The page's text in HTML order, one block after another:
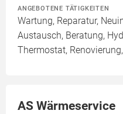
ANGEBOTENE TÄTIGKEITEN
Wartung, Reparatur,
Austausch, Beratung,
Thermostat,
AS Wärmeservice